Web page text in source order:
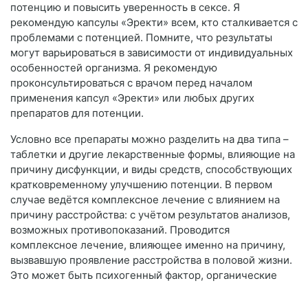
потенцию и повысить уверенность в сексе. Я
рекомендую капсулы «Эректи» всем, кто сталкивается с
проблемами с потенцией. Помните, что результаты
могут варьироваться в зависимости от индивидуальных
особенностей организма. Я рекомендую
проконсультироваться с врачом перед началом
применения капсул «Эректи» или любых других
препаратов для потенции.
Условно все препараты можно разделить на два типа –
таблетки и другие лекарственные формы, влияющие на
причину дисфункции, и виды средств, способствующих
кратковременному улучшению потенции. В первом
случае ведётся комплексное лечение с влиянием на
причину расстройства: с учётом результатов анализов,
возможных противопоказаний. Проводится
комплексное лечение, влияющее именно на причину,
вызвавшую проявление расстройства в половой жизни.
Это может быть психогенный фактор, органические